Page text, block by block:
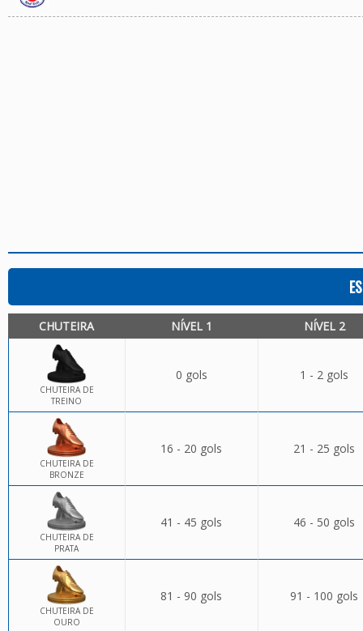
CHUTEIRA NÍVEL 1 NÍVEL 2
CHUTEIRA DE
TREINO
0 gols 1 - 2 gols
CHUTEIRA DE
BRONZE
16 - 20 gols 21 - 25 gols
CHUTEIRA DE
PRATA
41 - 45 gols 46 - 50 gols
CHUTEIRA DE
OURO
81 - 90 gols 91 - 100 gols